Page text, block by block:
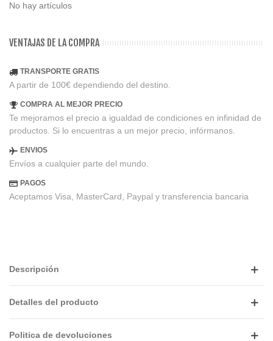
No hay artículos
VENTAJAS DE LA COMPRA
TRANSPORTE GRATIS
A partir de 100€ dependiendo del destino.
COMPRA AL MEJOR PRECIO
Te mejoramos el precio a igualdad de condiciones en infinidad de
productos. Si lo encuentras a un mejor precio, infórmanos.
ENVIOS
Envíos a cualquier parte del mundo.
PAGOS
Aceptamos Visa, MasterCard, Paypal y transferencia bancaria
Descripción
Detalles del producto
Politica de devoluciones